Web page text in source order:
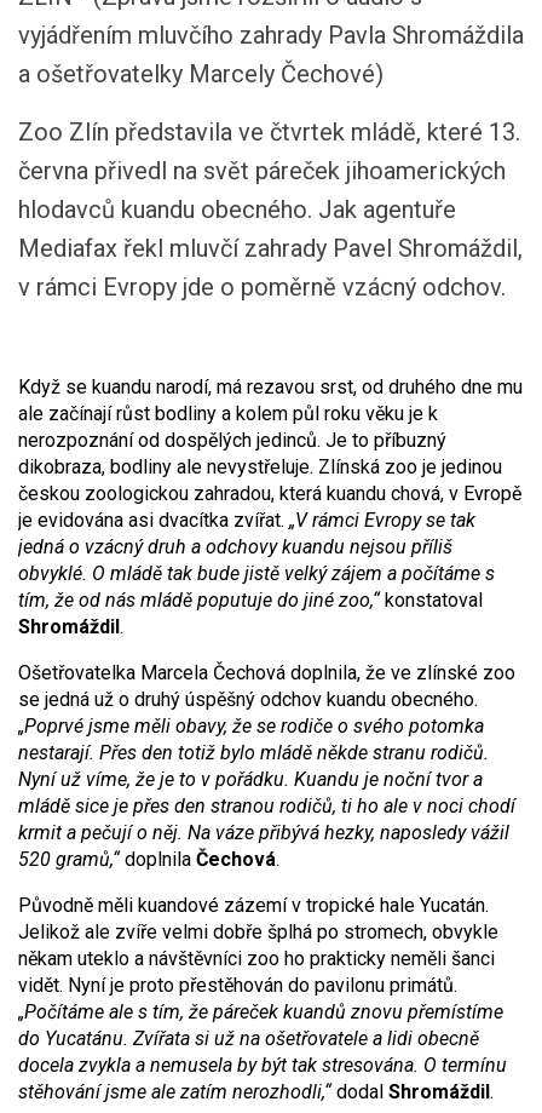
vyjádřením mluvčího zahrady Pavla Shromáždila
a ošetřovatelky Marcely Čechové)
Zoo Zlín představila ve čtvrtek mládě, které 13.
června přivedl na svět páreček jihoamerických
hlodavců kuandu obecného. Jak agentuře
Mediafax řekl mluvčí zahrady Pavel Shromáždil,
v rámci Evropy jde o poměrně vzácný odchov.
Když se kuandu narodí, má rezavou srst, od druhého dne mu
ale začínají růst bodliny a kolem půl roku věku je k
nerozpoznání od dospělých jedinců. Je to příbuzný
dikobraza, bodliny ale nevystřeluje. Zlínská zoo je jedinou
českou zoologickou zahradou, která kuandu chová, v Evropě
je evidována asi dvacítka zvířat. „V rámci Evropy se tak
jedná o vzácný druh a odchovy kuandu nejsou příliš
obvyklé. O mládě tak bude jistě velký zájem a počítáme s
tím, že od nás mládě poputuje do jiné zoo,“konstatoval
Shromáždil.
Ošetřovatelka Marcela Čechová doplnila, že ve zlínské zoo
se jedná už o druhý úspěšný odchov kuandu obecného.
„Poprvé jsme měli obavy, že se rodiče o svého potomka
nestarají. Přes den totiž bylo mládě někde stranu rodičů.
Nyní už víme, že je to v pořádku. Kuandu je noční tvor a
mládě sice je přes den stranou rodičů, ti ho ale v noci chodí
krmit a pečují o něj. Na váze přibývá hezky, naposledy vážil
520 gramů,“doplnila Čechová.
Původně měli kuandové zázemí v tropické hale Yucatán.
Jelikož ale zvíře velmi dobře šplhá po stromech, obvykle
někam uteklo a návštěvníci zoo ho prakticky neměli šanci
vidět. Nyní je proto přestěhován do pavilonu primátů.
„Počítáme ale s tím, že páreček kuandů znovu přemístíme
do Yucatánu. Zvířata si už na ošetřovatele a lidi obecně
docela zvykla a nemusela by být tak stresována. O termínu
stěhování jsme ale zatím nerozhodli,“dodal Shromáždil.